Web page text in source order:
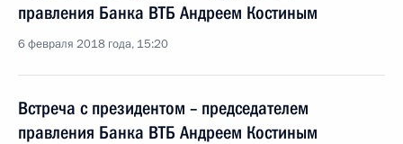
правления Банка ВТБ Андреем Костиным
6 февраля 2018 года, 15:20
Встреча с президентом – председателем
правления Банка ВТБ Андреем Костиным